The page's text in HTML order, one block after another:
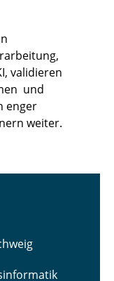
validieren
und
enger
weiter.